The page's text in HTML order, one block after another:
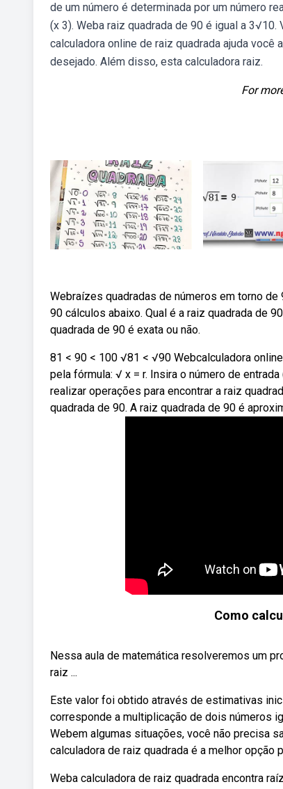
de um número é determinada por um número
(x 3). Weba raiz quadrada de 90 é igual a
calculadora online de raiz quadrada ajuda você
desejado. Além disso, esta calculadora raiz.
For
Webraízes quadradas de números em torno
90 cálculos abaixo. Qual é a raiz quadrada de
quadrada de 90 é exata ou não.
81 < 90 < 100 √81 < √90 Webcalculadora
pela fórmula: √ x = r. Insira o número de
realizar operações para encontrar a raiz
quadrada de 90. A raiz quadrada de 90 é
Como
Nessa aula de matemática resolveremos um
raiz ...
Este valor foi obtido através de estimativas
corresponde a multiplicação de dois números
Webem algumas situações, você não precisa
calculadora de raiz quadrada é a melhor opção
Weba calculadora de raiz quadrada encontra